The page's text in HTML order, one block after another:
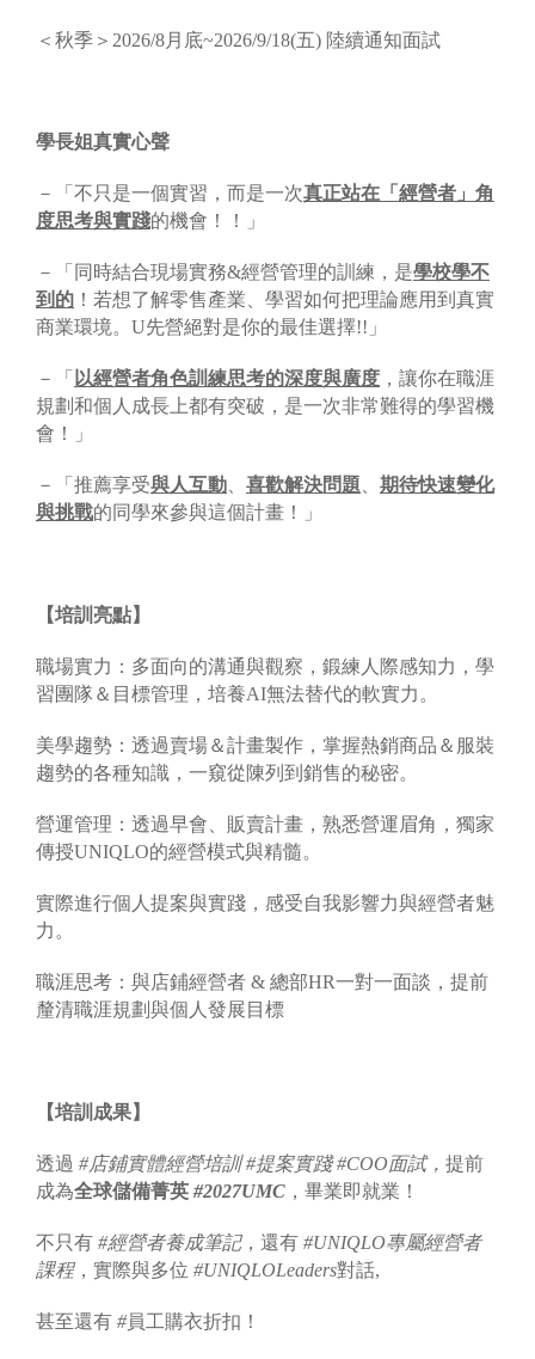
＜秋季＞2026/8月底~2026/9/18(五) 陸續通知面試
學長姐真實心聲
－「不只是一個實習，而是一次真正站在「經營者」角
度思考與實踐的機會！！」
－「同時結合現場實務&經營管理的訓練，是學校學不
到的 ！若想了解零售產業、學習如何把理論應用到真實
商業環境。U先營絕對是你的最佳選擇!!」
－「 以經營者角色訓練思考的深度與廣度 ，讓你在職涯
規劃和個人成長上都有突破，是一次非常難得的學習機
會！」
－「推薦享受與人互動 喜歡解決問題
期待快速變化
與挑戰的同學來參與這個計畫！」
【培訓亮點】
職場實力：多面向的溝通與觀察，鍛練人際感知力，學
習團隊＆目標管理，培養AI無法替代的軟實力。
美學趨勢：透過賣場＆計畫製作，掌握熱銷商品＆服裝
趨勢的各種知識，一窺從陳列到銷售的秘密。
營運管理：透過早會、販賣計畫，熟悉營運眉角，獨家
傳授UNIQLO的經營模式與精髓。
實際進行個人提案與實踐，感受自我影響力與經營者魅
力。
職涯思考：與店鋪經營者 & 總部HR一對一面談，提前
釐清職涯規劃與個人發展目標
【培訓 成果】
透過 #店鋪實體經營培訓 #提案實踐 #COO面試， 提前
成為全球儲備菁英 #2027UMC ，畢業即就業！
不只有 #經營者養成筆記，還有 #UNIQLO專屬經營者
課程，實際與多位 #UNIQLOLeaders對話,
甚至還有 #員工購衣折扣！